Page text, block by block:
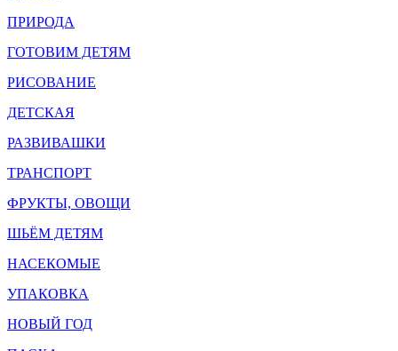
ПРИРОДА
ГОТОВИМ ДЕТЯМ
РИСОВАНИЕ
ДЕТСКАЯ
РАЗВИВАШКИ
ТРАНСПОРТ
ФРУКТЫ, ОВОЩИ
ШЬЁМ ДЕТЯМ
НАСЕКОМЫЕ
УПАКОВКА
НОВЫЙ ГОД